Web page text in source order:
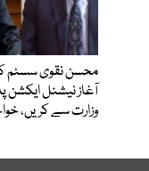
محسن نقوی سسٹم
آغاز نیشنل ایکشن
وزارت سے کریں،